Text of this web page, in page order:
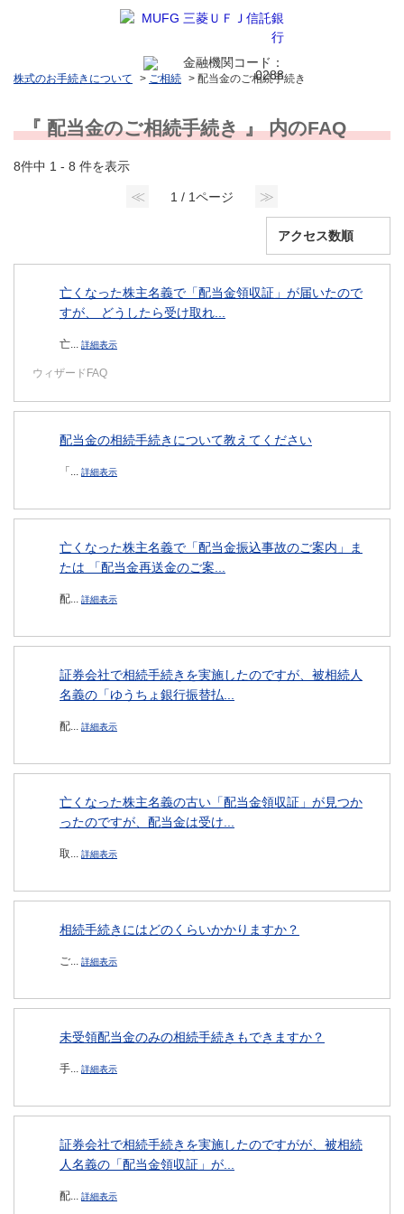
株式のお手続きについて > ご相続 > 配当金のご相続手続き
『 配当金のご相続手続き 』 内のFAQ
8件中 1 - 8 件を表示
≪ 1 / 1ページ ≫
亡くなった株主名義で「配当金領収証」が届いたので
すが、 どうしたら受け取れ...
亡... 詳細表示
ウィザードFAQ
配当金の相続手続きについて教えてください
「... 詳細表示
亡くなった株主名義で「配当金振込事故のご案内」ま
たは 「配当金再送金のご案...
配... 詳細表示
証券会社で相続手続きを実施したのですが、被相続人
名義の「ゆうちょ銀行振替払...
配... 詳細表示
亡くなった株主名義の古い「配当金領収証」が見つか
ったのですが、配当金は受け...
取... 詳細表示
相続手続きにはどのくらいかかりますか？
ご... 詳細表示
未受領配当金のみの相続手続きもできますか？
手... 詳細表示
証券会社で相続手続きを実施したのですがが、被相続
人名義の「配当金領収証」が...
配... 詳細表示